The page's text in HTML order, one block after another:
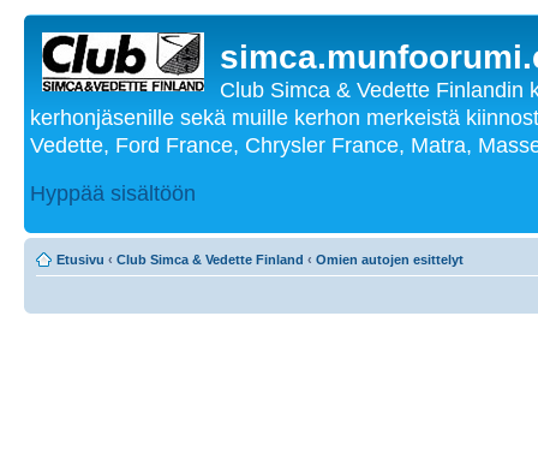
Club Simca & Vedette Finlandin
kerhonjäsenille sekä muille kerhon merkeistä
Vedette, Ford France, Chrysler France, Matra,
Hyppää sisältöön
Etusivu ‹ Club Simca & Vedette Finland ‹ Omien autojen esittelyt